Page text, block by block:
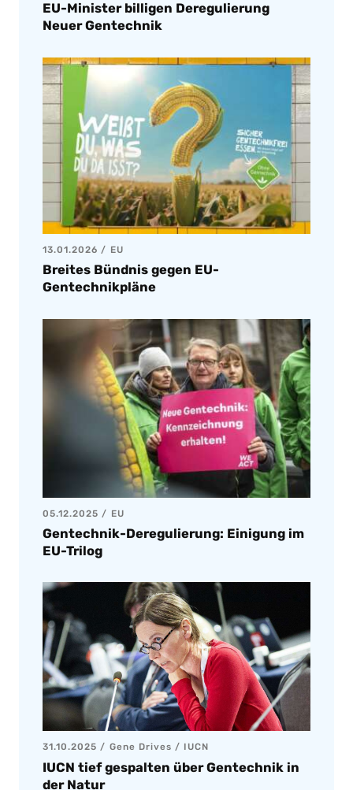
EU-Minister billigen Deregulierung
Neuer Gentechnik
13.01.2026 EU
Breites Bündnis gegen EU-
Gentechnikpläne
05.12.2025 EU
Gentechnik-Deregulierung: Einigung im
EU-Trilog
31.10.2025 Gene Drives / IUCN
IUCN tief gespalten über Gentechnik in
der Natur